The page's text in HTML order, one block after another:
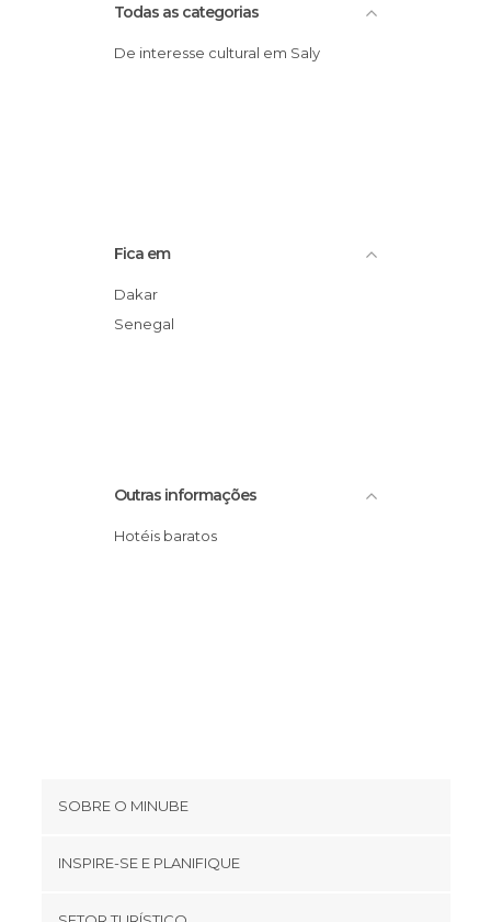
Todas as categorias
De interesse cultural em Saly
Fica em
Dakar
Senegal
Outras informações
Hotéis baratos
SOBRE O MINUBE
INSPIRE-SE E PLANIFIQUE
footer@item_discovertips_anchor